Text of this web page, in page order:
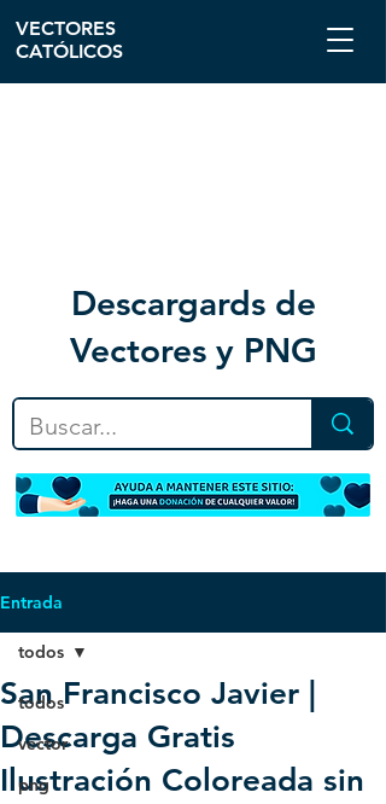
Descargards de
Vectores y PNG
VECTORES
CATÓLICOS
Entrada
todos
vector
png
todos
San Francisco Javier |
Descarga Gratis
Ilustración Coloreada sin